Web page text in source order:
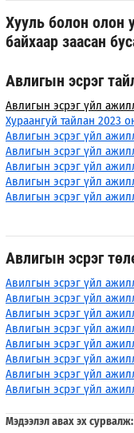
Хууль болон олон
байхаар заасан
Авлигын эсрэг
Авлигын эсрэг үйл
Хураангуй тайлан 2023
Авлигын эсрэг үйл
Авлигын эсрэг үйл
Авлигын эсрэг үйл
Авлигын эсрэг үйл
Авлигын эсрэг үйл
Авлигын эсрэг
Авилгын эсрэг үйл
Авлигын эсрэг үйл
Авлигын эсрэг үйл
Авлигын эсрэг үйл
Авлигын эсрэг үйл
Авлигын эсрэг үйл
Авлигын эсрэг үйл
Авлигын эсрэг үйл
Мэдээлэл авах эх сурвалж: